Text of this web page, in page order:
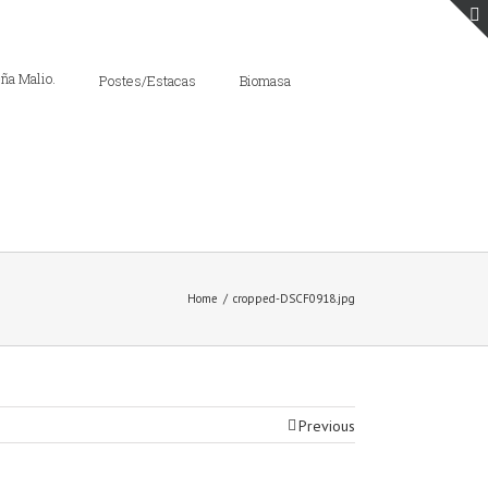
Postes/Estacas Biomasa
Home / cropped-DSCF0918.jpg
Previous